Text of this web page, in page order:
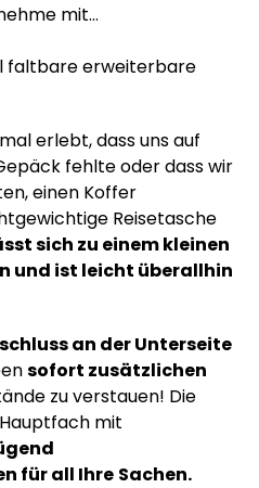
und nehme mit…
erweiterbare
erlebt, dass uns auf
fehlte oder dass wir
einen Koffer
Reisetasche
sich zu einem kleinen
und ist leicht überallhin
an der Unterseite
sofort zusätzlichen
zu verstauen! Die
mit
für all Ihre Sachen.